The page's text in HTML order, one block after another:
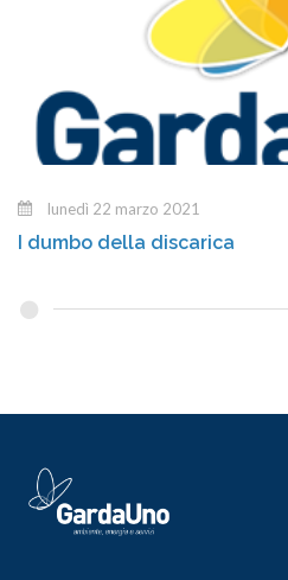
lunedì 22 marzo 2021
I dumbo della discarica